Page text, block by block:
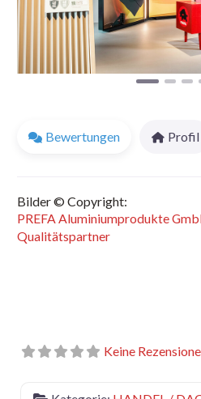
Bewertungen Profil
Bilder © Copyright:
PREFA Aluminiumprodukte
Qualitätspartner
Keine